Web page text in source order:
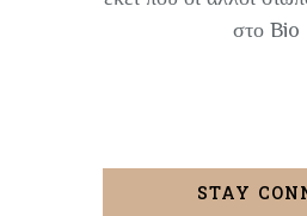
στο Bio
STAY